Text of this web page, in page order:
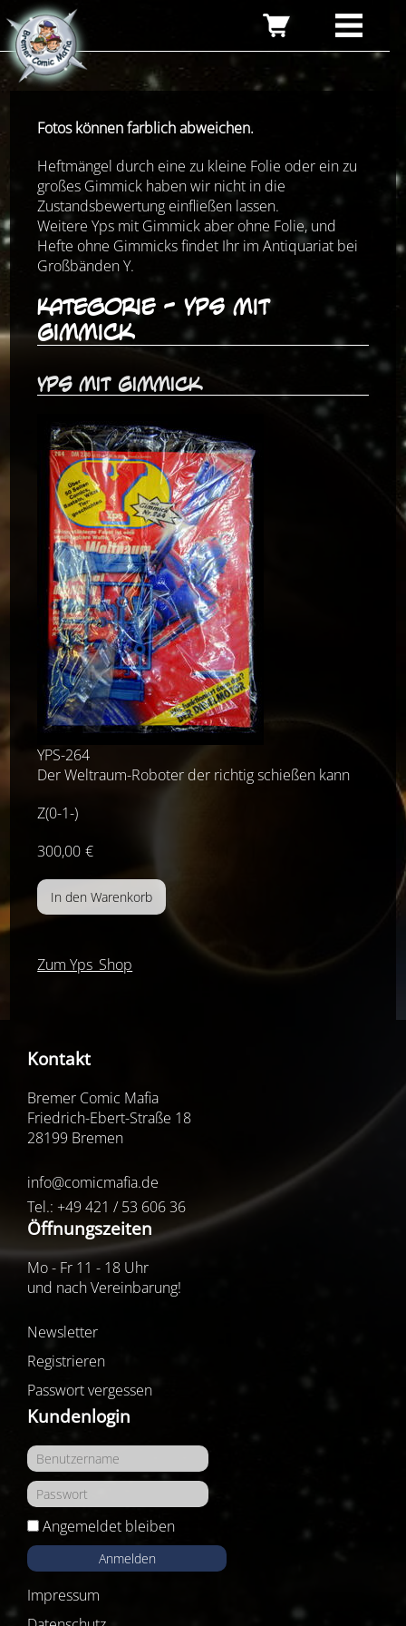
Fotos können farblich abweichen.
Heftmängel durch eine zu kleine Folie oder ein zu
großes Gimmick haben wir nicht in die
Zustandsbewertung einfließen lassen.
Weitere Yps mit Gimmick aber ohne Folie, und
Hefte ohne Gimmicks findet Ihr im Antiquariat bei
Großbänden Y.
Kategorie - Yps mit
Gimmick
Yps mit Gimmick
YPS-264
Der Weltraum-Roboter der richtig schießen kann
Z(0-1-)
300,00 €
Zum Yps_Shop
Kontakt
Bremer Comic Mafia
Friedrich-Ebert-Straße 18
28199 Bremen
info@comicmafia.de
Tel.: +49 421 / 53 606 36
Öffnungszeiten
Mo - Fr 11 - 18 Uhr
und nach Vereinbarung!
Newsletter
Registrieren
Passwort vergessen
Kundenlogin
Angemeldet bleiben
Anmelden
Impressum